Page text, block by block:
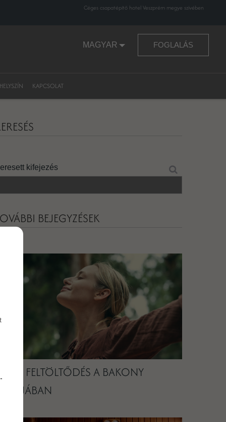
Céges csapatépítő hotel Veszprém megye szívében
MAGYAR FOGLALÁS
KAPCSOLAT
kifejezés
BEJEGYZÉSEK
FELTÖLTŐDÉS A BAKONY